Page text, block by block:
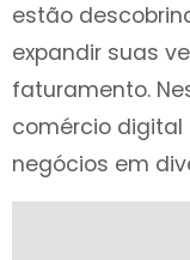
estão
expandir suas
faturamento.
comércio
negócios em